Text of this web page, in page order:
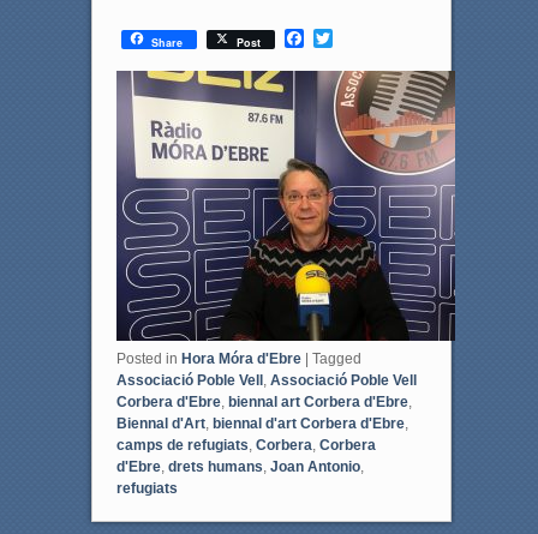
Share Post
F
c
k
T
i
t
t
e
Posted in Hora Móra d'Ebre | Tagged
Associació Poble Vell, Associació Poble Vell
Corbera d'Ebre, biennal art Corbera d'Ebre,
Biennal d'Art, biennal d'art Corbera d'Ebre,
camps de refugiats Corbera Corbera
d'Ebre, drets humans Joan Antonio,
refugiats